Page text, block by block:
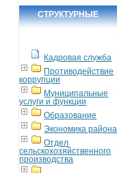
СТРУКТУРНЫЕ
Кадровая служба
Противодействие
коррупции
Муниципальные
услуги и функции
Образование
Экономика района
Отдел
сельскохозяйственного
производства